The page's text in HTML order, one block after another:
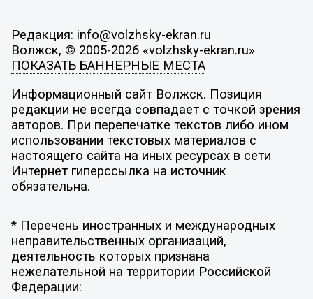
Редакция: info@volzhsky-ekran.ru
Волжск, © 2005-2026 «volzhsky-ekran.ru»
ПОКАЗАТЬ БАННЕРНЫЕ МЕСТА
Информационный сайт Волжск. Позиция
редакции не всегда совпадает с точкой зрения
авторов. При перепечатке текстов либо ином
использовании текстовых материалов с
настоящего сайта на иных ресурсах в сети
Интернет гиперссылка на источник
обязательна.
* Перечень иностранных и международных
неправительственных организаций,
деятельность которых признана
нежелательной на территории Российской
Федерации: